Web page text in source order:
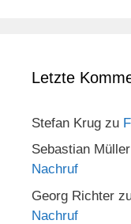
Letzte
Stefan Krug zu
Sebastian Müller
Nachruf
Georg Richter
Nachruf